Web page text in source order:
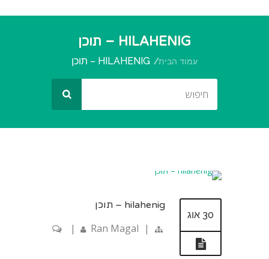
HILAHENIG – תוכן
עמוד הבית HILAHENIG – תוכן
30 אוג
hilahenig – תוכן
Ran Magal |
|